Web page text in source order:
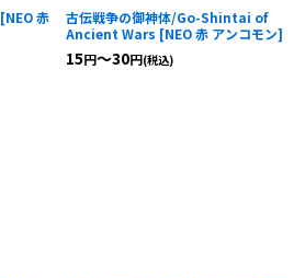
[NEO 赤
古伝戦争の御神体/Go-Shintai of
Ancient Wars [NEO 赤 アンコモン]
15円～30円(税込)